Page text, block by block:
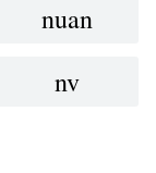
nuan
nv